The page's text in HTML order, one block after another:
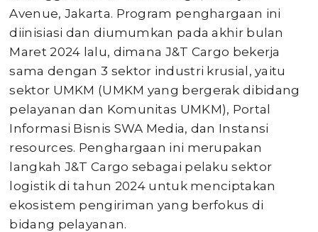
Avenue, Jakarta. Program penghargaan ini
diinisiasi dan diumumkan pada akhir bulan
Maret 2024 lalu, dimana J&T Cargo bekerja
sama dengan 3 sektor industri krusial, yaitu
sektor UMKM (UMKM yang bergerak dibidang
pelayanan dan Komunitas UMKM), Portal
Informasi Bisnis SWA Media, dan Instansi
resources. Penghargaan ini merupakan
langkah J&T Cargo sebagai pelaku sektor
logistik di tahun 2024 untuk menciptakan
ekosistem pengiriman yang berfokus di
bidang pelayanan.